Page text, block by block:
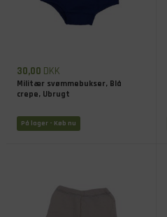
30,00 DKK
Militær svømmebukser, Blå
crepe, Ubrugt
På lager - Køb nu